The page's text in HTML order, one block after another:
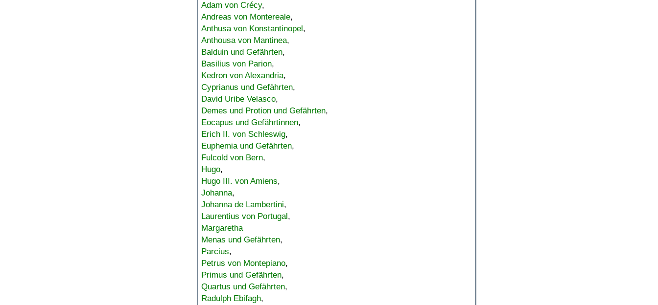
Adam von Crécy,
Andreas von Montereale,
Anthusa von Konstantinopel,
Anthousa von Mantinea,
Balduin und Gefährten,
Basilius von Parion,
Kedron von Alexandria,
Cyprianus und Gefährten,
David Uribe Velasco,
Demes und Protion und Gefährten,
Eocapus und Gefährtinnen,
Erich II. von Schleswig,
Euphemia und Gefährten,
Fulcold von Bern,
Hugo,
Hugo III. von Amiens,
Johanna,
Johanna de Lambertini,
Laurentius von Portugal,
Margaretha
Menas und Gefährten,
Parcius,
Petrus von Montepiano,
Primus und Gefährten,
Quartus und Gefährten,
Radulph Ebifagh,